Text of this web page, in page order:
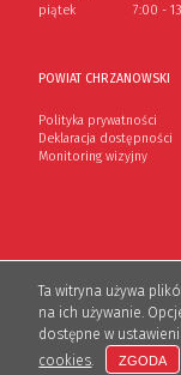
piątek
7:00 -
POWIAT CHRZANOWSKI
Polityka prywatności
Deklaracja dostępności
Monitoring wizyjny
Ta witryna używa
na ich używanie.
dostępne w
cookies. ZGODA